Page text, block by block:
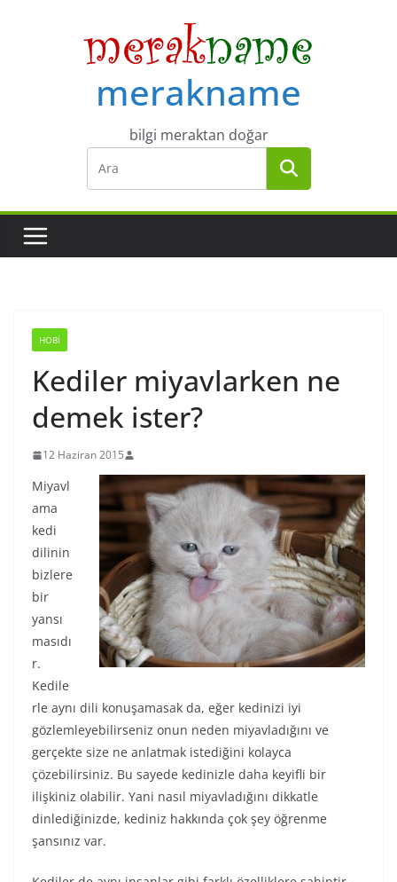
merakname
bilgi meraktan doğar
HOBI
Kediler miyavlarken ne
demek ister?
12 Haziran 2015
Miyavl
ama
kedi
dilinin
bizlere
bir
yansı
masıdı
r.
Kedile
rle aynı dili konuşamasak da, eğer kedinizi iyi
gözlemleyebilirseniz onun neden miyavladığını ve
gerçekte size ne anlatmak istediğini kolayca
çözebilirsiniz. Bu sayede kedinizle daha keyifli bir
ilişkiniz olabilir. Yani nasıl miyavladığını dikkatle
dinlediğinizde, kediniz hakkında çok şey öğrenme
şansınız var.